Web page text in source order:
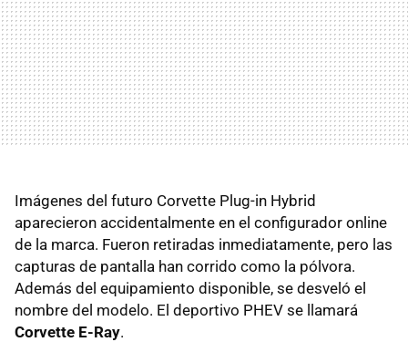
Imágenes del futuro Corvette Plug-in Hybrid
aparecieron accidentalmente en el configurador online
de la marca. Fueron retiradas inmediatamente, pero las
capturas de pantalla han corrido como la pólvora.
Además del equipamiento disponible, se desveló el
nombre del modelo. El deportivo PHEV se llamará
Corvette E-Ray.